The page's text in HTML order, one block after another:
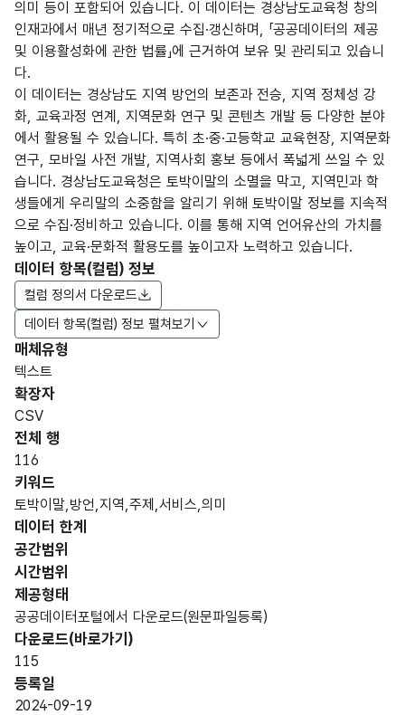
의미 등이 포함되어 있습니다. 이 데이터는 경상남도교육청 창의
인재과에서 매년 정기적으로 수집·갱신하며, 「공공데이터의 제공
및 이용활성화에 관한 법률」에 근거하여 보유 및 관리되고 있습니
다.
이 데이터는 경상남도 지역 방언의 보존과 전승, 지역 정체성 강
화, 교육과정 연계, 지역문화 연구 및 콘텐츠 개발 등 다양한 분야
에서 활용될 수 있습니다. 특히 초·중·고등학교 교육현장, 지역문화
연구, 모바일 사전 개발, 지역사회 홍보 등에서 폭넓게 쓰일 수 있
습니다. 경상남도교육청은 토박이말의 소멸을 막고, 지역민과 학
생들에게 우리말의 소중함을 알리기 위해 토박이말 정보를 지속적
으로 수집·정비하고 있습니다. 이를 통해 지역 언어유산의 가치를
높이고, 교육·문화적 활용도를 높이고자 노력하고 있습니다.
데이터 항목(컬럼) 정보
데이터 항목(컬럼) 정보 펼쳐보기
컬럼 정의서 다운로드
데이터 항목 표로 항목명, 항목명(영문명), 항목 설명, 도메인
항목
명
일련
번호
REG
_SN
터
토박
이말
NAT
문자
매체유형
텍스트
확장자
CSV
전체 행
116
키워드
토박이말,방언,지역,주제,서비스,의미
데이터 한계
공간범위
시간범위
제공형태
공공데이터포털에서 다운로드(원문파일등록)
다운로드(바로가기)
115
등록일
2024-09-19